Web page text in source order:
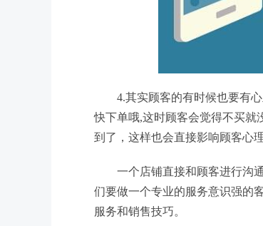
4.其实顾客的有时候也要有
快下单哦,这时顾客会觉得不买就
到了，这样也会直接影响顾客心理
一个店铺直接和顾客进行沟
们要做一个专业的服务意识强的
服务和销售技巧。